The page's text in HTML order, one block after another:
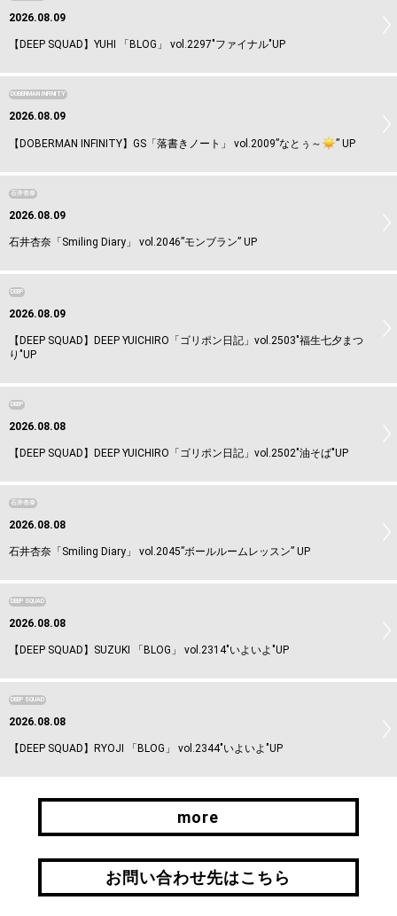
2026.08.09
【DEEP SQUAD】YUHI 「BLOG」 vol.2297"ファイナル"UP
DOBERMAN INFINITY
2026.08.09
【DOBERMAN INFINITY】GS「落書きノート」 vol.2009”なとぅ～ ️” UP
石井杏奈
2026.08.09
石井杏奈「Smiling Diary」 vol.2046”モンブラン” UP
DEEP
2026.08.09
【DEEP SQUAD】DEEP YUICHIRO「ゴリポン日記」vol.2503"福生七夕まつ
り"UP
DEEP
2026.08.08
【DEEP SQUAD】DEEP YUICHIRO「ゴリポン日記」vol.2502"油そば"UP
石井杏奈
2026.08.08
石井杏奈「Smiling Diary」 vol.2045”ボールルームレッスン” UP
DEEP SQUAD
2026.08.08
【DEEP SQUAD】SUZUKI 「BLOG」 vol.2314"いよいよ"UP
DEEP SQUAD
2026.08.08
【DEEP SQUAD】RYOJI 「BLOG」 vol.2344"いよいよ"UP
more
more
お問い合わせ先はこちら
お問い合わせ先はこちら
引継ぎはこちら